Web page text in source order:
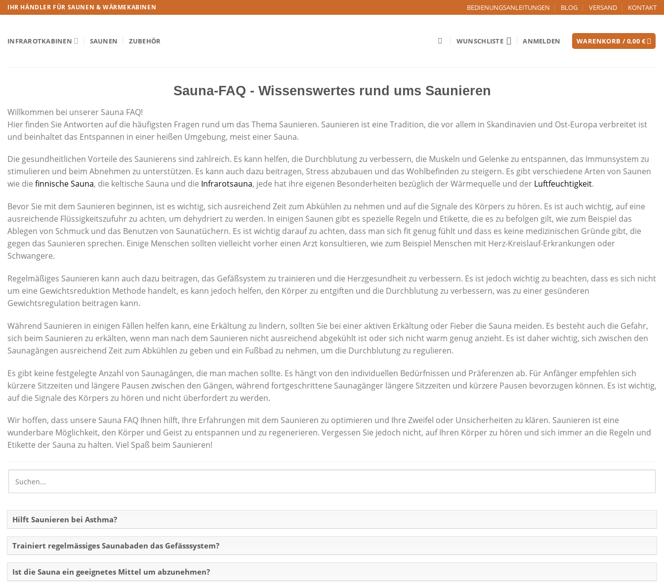
IHR HÄNDLER FÜR SAUNEN & WÄRMEKABINEN BEDIENUNGSANLEITUNGEN BLOG VERSAND KONTAKT
INFRAROTKABINEN SAUNEN ZUBEHÖR WUNSCHLISTE ANMELDEN WARENKORB /0,00 €
Sauna-FAQ - Wissenswertes rund ums Saunieren
Willkommen bei unserer Sauna FAQ!
Hier finden Sie Antworten auf die häufigsten Fragen rund um das Thema Saunieren. Saunieren ist eine Tradition, die vor allem in Skandinavien und Ost-Europa verbreitet ist
und beinhaltet das Entspannen in einer heißen Umgebung, meist einer Sauna.
Die gesundheitlichen Vorteile des Saunierens sind zahlreich. Es kann helfen, die Durchblutung zu verbessern, die Muskeln und Gelenke zu entspannen, das Immunsystem zu
stimulieren und beim Abnehmen zu unterstützen. Es kann auch dazu beitragen, Stress abzubauen und das Wohlbefinden zu steigern. Es gibt verschiedene Arten von Saunen
wie die finnische Sauna, die keltische Sauna und die Infrarotsauna, jede hat ihre eigenen Besonderheiten bezüglich der Wärmequelle und der Luftfeuchtigkeit.
Bevor Sie mit dem Saunieren beginnen, ist es wichtig, sich ausreichend Zeit zum Abkühlen zu nehmen und auf die Signale des Körpers zu hören. Es ist auch wichtig, auf eine
ausreichende Flüssigkeitszufuhr zu achten, um dehydriert zu werden. In einigen Saunen gibt es spezielle Regeln und Etikette, die es zu befolgen gilt, wie zum Beispiel das
Ablegen von Schmuck und das Benutzen von Saunatüchern. Es ist wichtig darauf zu achten, dass man sich fit genug fühlt und dass es keine medizinischen Gründe gibt, die
gegen das Saunieren sprechen. Einige Menschen sollten vielleicht vorher einen Arzt konsultieren, wie zum Beispiel Menschen mit Herz-Kreislauf-Erkrankungen oder
Schwangere.
Regelmäßiges Saunieren kann auch dazu beitragen, das Gefäßsystem zu trainieren und die Herzgesundheit zu verbessern. Es ist jedoch wichtig zu beachten, dass es sich nicht
um eine Gewichtsreduktion Methode handelt, es kann jedoch helfen, den Körper zu entgiften und die Durchblutung zu verbessern, was zu einer gesünderen
Gewichtsregulation beitragen kann.
Während Saunieren in einigen Fällen helfen kann, eine Erkältung zu lindern, sollten Sie bei einer aktiven Erkältung oder Fieber die Sauna meiden. Es besteht auch die Gefahr,
sich beim Saunieren zu erkälten, wenn man nach dem Saunieren nicht ausreichend abgekühlt ist oder sich nicht warm genug anzieht. Es ist daher wichtig, sich zwischen den
Saunagängen ausreichend Zeit zum Abkühlen zu geben und ein Fußbad zu nehmen, um die Durchblutung zu regulieren.
Es gibt keine festgelegte Anzahl von Saunagängen, die man machen sollte. Es hängt von den individuellen Bedürfnissen und Präferenzen ab. Für Anfänger empfehlen sich
kürzere Sitzzeiten und längere Pausen zwischen den Gängen, während fortgeschrittene Saunagänger längere Sitzzeiten und kürzere Pausen bevorzugen können. Es ist wichtig,
auf die Signale des Körpers zu hören und nicht überfordert zu werden.
Wir hoffen, dass unsere Sauna FAQ Ihnen hilft, Ihre Erfahrungen mit dem Saunieren zu optimieren und Ihre Zweifel oder Unsicherheiten zu klären. Saunieren ist eine
wunderbare Möglichkeit, den Körper und Geist zu entspannen und zu regenerieren. Vergessen Sie jedoch nicht, auf Ihren Körper zu hören und sich immer an die Regeln und
Etikette der Sauna zu halten. Viel Spaß beim Saunieren!
Hilft Saunieren bei Asthma?
Trainiert regelmässiges Saunabaden das Gefässsystem?
Ist die Sauna ein geeignetes Mittel um abzunehmen?